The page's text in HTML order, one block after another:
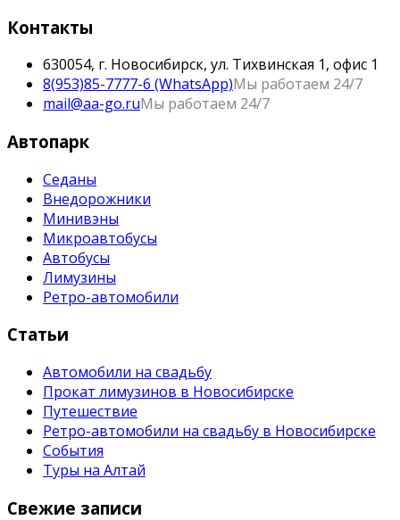
Контакты
630054, г. Новосибирск, ул. Тихвинская 1, офис 1
8(953)85-7777-6 (WhatsApp)Мы работаем 24/7
mail@aa-go.ruМы работаем 24/7
Автопарк
Седаны
Внедорожники
Минивэны
Микроавтобусы
Автобусы
Лимузины
Ретро-автомобили
Статьи
Автомобили на свадьбу
Прокат лимузинов в Новосибирске
Путешествие
Ретро-автомобили на свадьбу в Новосибирске
События
Туры на Алтай
Свежие записи